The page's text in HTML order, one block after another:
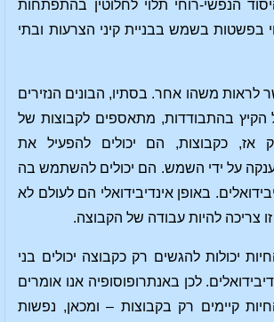
הנפשי-רוחי תלוי לחלוטין בהתפתחות
בפשטות בשמש בבניית קיני הצרעות ובתי
לראות משהו אחר. בסתיו, הבונים הנזירים
הקיץ בהתבודדות, מתאספים לקבוצות של
300, ורק אז, כקבוצות, הם יכולים להפעיל את
על ידי השמש. הם יכולים להשתמש בה
באופן אינדיבידואלי הם לעולם לא
זו צריכה להיות עבודה של הקבוצה.
יכולות להגשים רק כקבוצה יכולים בני
לכן באנתרופוסופיה אנו אומרים
קיימים רק בקבוצות – ומכאן, נפשות